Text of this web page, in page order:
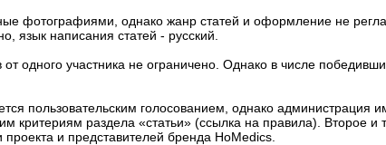
фотографиями, однако жанр статей и оформление не
язык написания статей - русский.
одного участника не ограничено. Однако в числе
пользовательским голосованием, однако администрация
критериям раздела «статьи» (ссылка на правила). Второе и
и представителей бренда HoMedics.